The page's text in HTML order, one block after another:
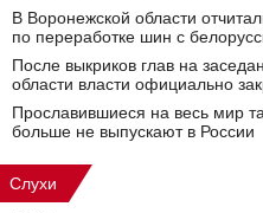
В Воронежской области
по переработке шин с
После выкриков глав на
области власти официально
Прославившиеся на весь мир
больше не выпускают в России
Слухи